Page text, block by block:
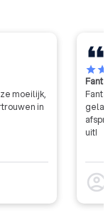
moeilijk,
in
starstar
uit!
account_circle